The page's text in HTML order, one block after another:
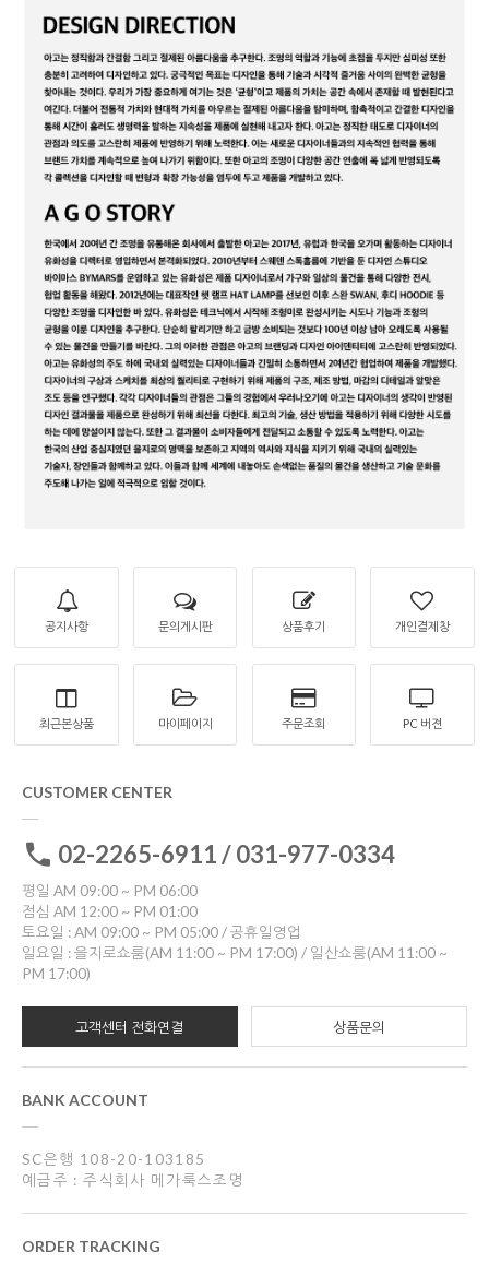
공지사항 문의게시판 상품후기 개인결제창
최근본상품 마이페이지 주문조회 PC 버젼
CUSTOMER CENTER
02-2265-6911 / 031-977-0334
평일 AM 09:00 ~ PM 06:00
점심 AM 12:00 ~ PM 01:00
토요일 : AM 09:00 ~ PM 05:00 / 공휴일영업
일요일 : 을지로쇼룸(AM 11:00 ~ PM 17:00) / 일산쇼룸(AM 11:00 ~
PM 17:00)
고객센터 전화연결 상품문의
BANK ACCOUNT
SC은행 108-20-103185
예금주 : 주식회사 메가룩스조명
ORDER TRACKING